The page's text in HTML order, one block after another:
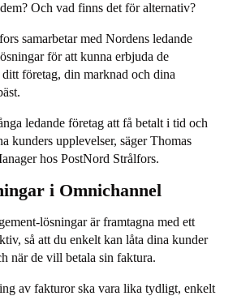
Och vad finns det för alternativ?
samarbetar med Nordens ledande
för att kunna erbjuda de
företag, din marknad och dina
ledande företag att få betalt i tid och
kunders upplevelser, säger Thomas
hos PostNord Strålfors.
i Omnichannel
lösningar är framtagna med ett
så att du enkelt kan låta dina kunder
när de vill betala sin faktura.
av fakturor ska vara lika tydligt, enkelt